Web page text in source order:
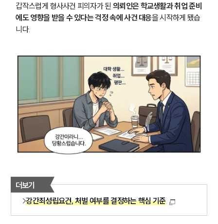
갑작스럽게 형사사건 피의자가 된 의뢰인은 학교생활과 취업 준비
에도 영향을 받을 수 있다는 걱정 속에 사건 대응을 시작하게 됐습
니다.
더보기
강간죄성립요건, 처벌 여부를 결정하는 핵심 기준